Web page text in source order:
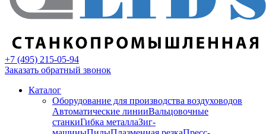
+7 (495) 215-05-94
Заказать обратный звонок
Каталог
Оборудование для производства воздуховодов
Автоматические линииВальцовочные
станкиГибка металлаЗиг-